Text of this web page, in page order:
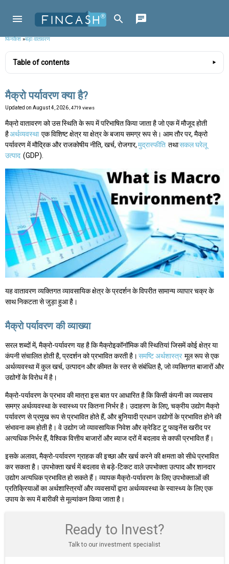
फिनकैश»बड़ा वातावरण
Table of contents
मैक्रो पर्यावरण क्या है?
Updated on August 4, 2026 , 4719 views
मैक्रो वातावरण को उस स्थिति के रूप में परिभाषित किया जाता है जो एक में मौजूद होती
हैअर्थव्यवस्था एक विशिष्ट क्षेत्र या क्षेत्र के बजाय समग्र रूप से। आम तौर पर, मैक्रो
पर्यावरण में मौद्रिक और राजकोषीय नीति, खर्च, रोजगार,मुद्रास्फीति तथासकल घरेलू
उत्पाद (GDP).
यह वातावरण व्यक्तिगत व्यावसायिक क्षेत्र के प्रदर्शन के विपरीत सामान्य व्यापार चक्र के
साथ निकटता से जुड़ा हुआ है।
मैक्रो पर्यावरण की व्याख्या
सरल शब्दों में, मैक्रो-पर्यावरण यह है कि मैक्रोइकॉनॉमिक की स्थितियां जिसमें कोई क्षेत्र या
कंपनी संचालित होती है, प्रदर्शन को प्रभावित करती है। समष्टि अर्थशास्त्र मूल रूप से एक
अर्थव्यवस्था में कुल खर्च, उत्पादन और कीमत के स्तर से संबंधित है, जो व्यक्तिगत बाजारों और
उद्योगों के विरोध में है।
मैक्रो-पर्यावरण के प्रभाव की मात्रा इस बात पर आधारित है कि किसी कंपनी का व्यवसाय
समग्र अर्थव्यवस्था के स्वास्थ्य पर कितना निर्भर है। उदाहरण के लिए, चक्रीय उद्योग मैक्रो
पर्यावरण से प्रमुख रूप से प्रभावित होते हैं, और बुनियादी प्रधान उद्योगों के प्रभावित होने की
संभावना कम होती है। वे उद्योग जो व्यावसायिक निवेश और क्रेडिट टू फाइनेंस खरीद पर
अत्यधिक निर्भर हैं, वैश्विक वित्तीय बाजारों और ब्याज दरों में बदलाव से काफी प्रभावित हैं।
इसके अलावा, मैक्रो-पर्यावरण ग्राहक की इच्छा और खर्च करने की क्षमता को सीधे प्रभावित
कर सकता है। उपभोक्ता खर्च में बदलाव से बड़े-टिकट वाले उपभोक्ता उत्पाद और शानदार
उद्योग अत्यधिक प्रभावित हो सकते हैं। व्यापक मैक्रो-पर्यावरण के लिए उपभोक्ताओं की
प्रतिक्रियाओं का अर्थशास्त्रियों और व्यवसायों द्वारा अर्थव्यवस्था के स्वास्थ्य के लिए एक
उपाय के रूप में बारीकी से मूल्यांकन किया जाता है।
Ready to Invest?
Talk to our investment specialist